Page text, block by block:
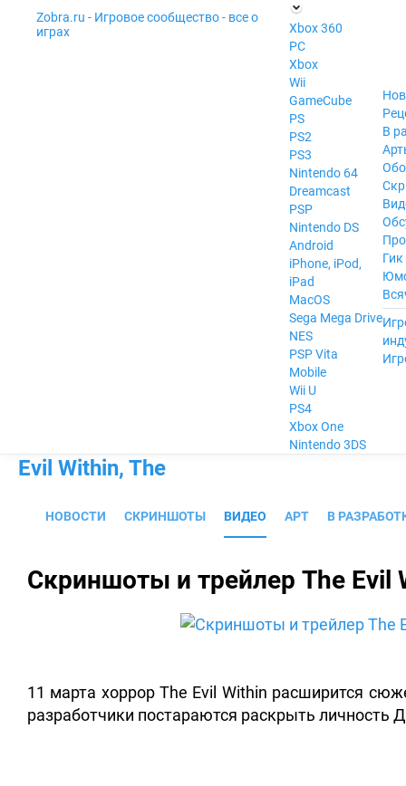
Zobra.ru - Игровое сообщество - все о
играх
П
ла
т
ф
ор
м
ы
Xbox 360
PC
Xbox
Wii
GameCube
PS
PS2
PS3
Nintendo 64
Dreamcast
PSP
Nintendo DS
Android
iPhone, iPod,
iPad
MacOS
Sega Mega Drive
NES
PSP Vita
Mobile
Wii U
PS4
Xbox One
Nintendo 3DS
В
Гик
Evil Within, The
НОВОСТИ СКРИНШОТЫ ВИДЕО АРТ В
Скриншоты и трейлер The Evil
11 марта хоррор The Evil Within расширится
разработчики постараются раскрыть